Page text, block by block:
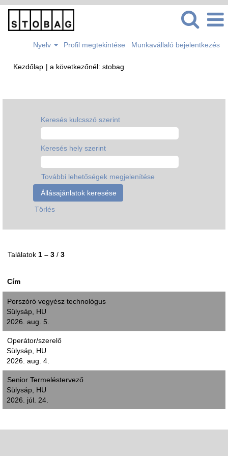
Nyelv Profil megtekintése Munkavállaló bejelentkezés
Kezdőlap | a következőnél: stobag
Keresés kulcsszó szerint
Keresés hely szerint
További lehetőségek megjelenítése
Törlés
Találatok 1 – 3 / 3
Cím
Porszóró vegyész technológus
Sülysáp, HU
2026. aug. 5.
Operátor/szerelő
Sülysáp, HU
2026. aug. 4.
Senior Termeléstervező
Sülysáp, HU
2026. júl. 24.